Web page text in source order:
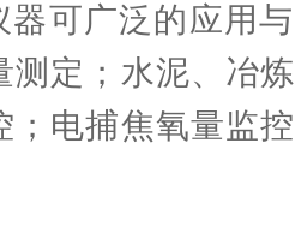
广泛的应用与
测定；水泥、冶
；电捕焦氧量监